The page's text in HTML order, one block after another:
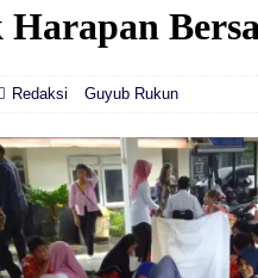
Redaksi Guyub Rukun